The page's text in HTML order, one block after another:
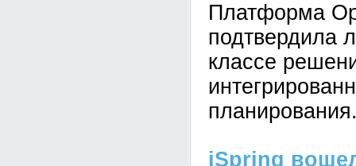
Платформа
подтвердила
классе
iSpring